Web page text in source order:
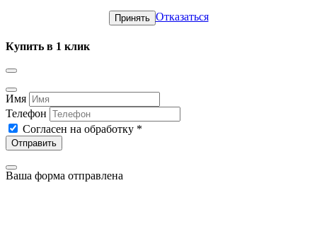
Принять Отказаться
Купить в 1 клик
Имя
Телефон
Согласен на обработку *
Отправить
Ваша форма отправлена